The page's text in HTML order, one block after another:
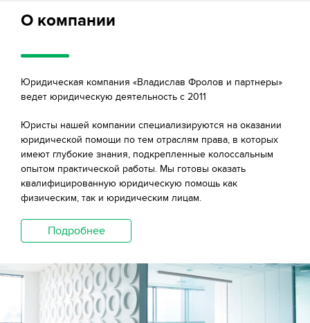
О компании
Юридическая компания «Владислав Фролов и партнеры»
ведет юридическую деятельность с 2011
Юристы нашей компании специализируются на оказании
юридической помощи по тем отраслям права, в которых
имеют глубокие знания, подкрепленные колоссальным
опытом практической работы. Мы готовы оказать
квалифицированную юридическую помощь как
физическим, так и юридическим лицам.
Подробнее